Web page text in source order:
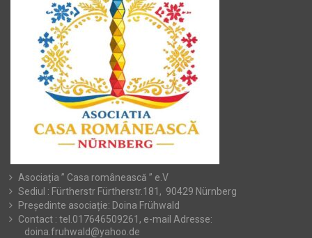
Asociația ” Casa românească ” e.V
Sediul : Fürtherstr Fürtherstr.181, 90429 Nürnberg
Președinte asociație: Doina Frühwald
Contact : tel.017646509261, e-mail Adresse:
doina.fruhwald@yahoo.de